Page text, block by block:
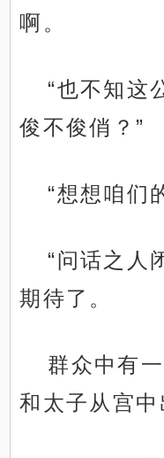
啊。
“也不知这
俊不俊俏？”
“想想咱
“问话之人
期待了。
群众中有
和太子从宫中